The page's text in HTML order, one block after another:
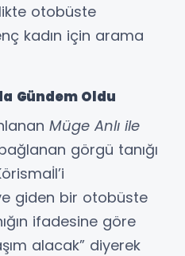
otobüste
kadın için arama
Gündem Oldu
Müge Anlı ile
görgü tanığı
giden bir otobüste
ifadesine göre
alacak” diyerek